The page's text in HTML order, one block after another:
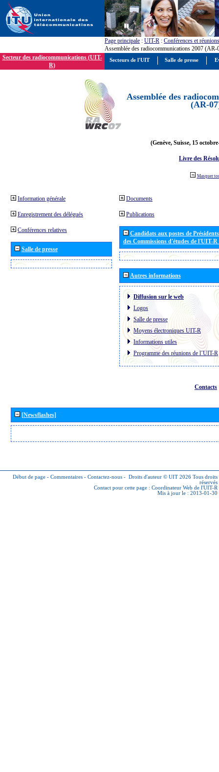
Page principale : UIT-R : Conférences et réunions
Assemblée des radiocommunications 2007 (AR-
Secteur des radiocommunications (UIT-
R)
Assemblée des
(AR-
(Genève, Suisse, 15
Livre des
Masquer
Information générale
Enregistrement des délégués
Conférences relatives
Salle de presse
Documents
Publications
Candidats aux postes de
des Commissions d'études de l'UIT-
Autres informations
Diffusion sur le web
Logos
Salle de presse
Moyens électroniques UIT-R
Informations utiles
Programme des réunions de l´UIT-R
Contacts
[Newsflashes]
Début de page - Commentaires - Contactez-nous - Droits d'auteur © UIT 2026 Tous droits
réservés
Contact pour cette page : Coordinateur Web de l'UIT-R
Mis à jour le : 2013-01-30
Secteurs de l'UIT Salle de presse